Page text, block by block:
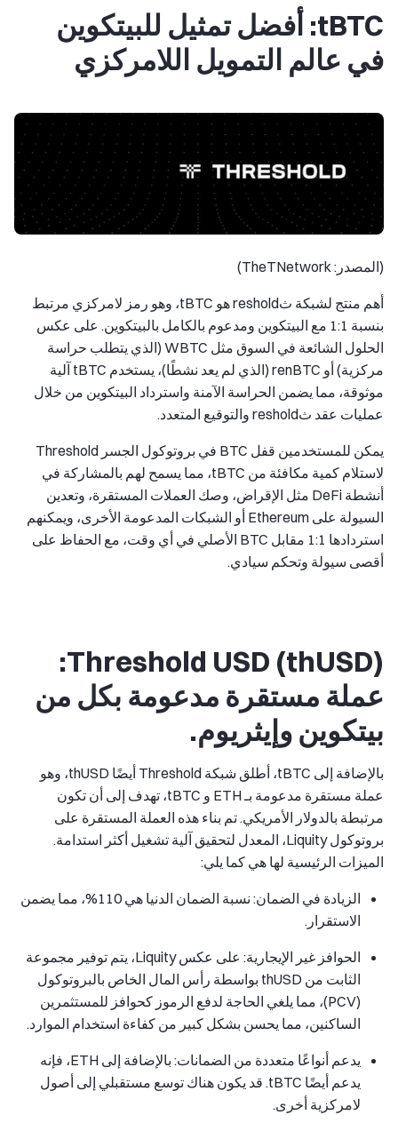
tBTC: أفضل تمثيل للبيتكوين
في عالم التمويل اللامركزي
(المصدر: TheTNetwork)
أهم منتج لشبكة ثreshold هو tBTC، وهو رمز لامركزي مرتبط
بنسبة 1:1 مع البيتكوين ومدعوم بالكامل بالبيتكوين. على عكس
الحلول الشائعة في السوق مثل WBTC (الذي يتطلب حراسة
مركزية) أو renBTC (الذي لم يعد نشطًا)، يستخدم tBTC آلية
موثوقة، مما يضمن الحراسة الآمنة واسترداد البيتكوين من خلال
عمليات عقد ثreshold والتوقيع المتعدد.
يمكن للمستخدمين قفل BTC في بروتوكول الجسر Threshold
لاستلام كمية مكافئة من tBTC، مما يسمح لهم بالمشاركة في
أنشطة DeFi مثل الإقراض، وصك العملات المستقرة، وتعدين
السيولة على Ethereum أو الشبكات المدعومة الأخرى، ويمكنهم
استردادها 1:1 مقابل BTC الأصلي في أي وقت، مع الحفاظ على
أقصى سيولة وتحكم سيادي.
Threshold USD (thUSD):
عملة مستقرة مدعومة بكل من
بيتكوين وإيثريوم.
بالإضافة إلى tBTC، أطلق شبكة Threshold أيضًا thUSD، وهو
عملة مستقرة مدعومة بـ ETH و tBTC، تهدف إلى أن تكون
مرتبطة بالدولار الأمريكي. تم بناء هذه العملة المستقرة على
بروتوكول Liquity، المعدل لتحقيق آلية تشغيل أكثر استدامة.
الميزات الرئيسية لها هي كما يلي:
الزيادة في الضمان: نسبة الضمان الدنيا هي 110%، مما يضمن
الاستقرار.
الحوافز غير الإيجارية: على عكس Liquity، يتم توفير مجموعة
الثابت من thUSD بواسطة رأس المال الخاص بالبروتوكول
(PCV)، مما يلغي الحاجة لدفع الرموز كحوافز للمستثمرين
الساكنين، مما يحسن بشكل كبير من كفاءة استخدام الموارد.
يدعم أنواعًا متعددة من الضمانات: بالإضافة إلى ETH، فإنه
يدعم أيضًا tBTC. قد يكون هناك توسع مستقبلي إلى أصول
لامركزية أخرى.